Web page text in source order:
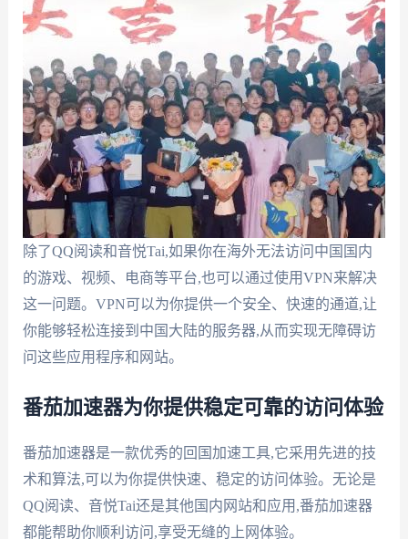
除了QQ阅读和音悦Tai,如果你在海外无法访问中国国内
的游戏、视频、电商等平台,也可以通过使用VPN来解决
这一问题。VPN可以为你提供一个安全、快速的通道,让
你能够轻松连接到中国大陆的服务器,从而实现无障碍访
问这些应用程序和网站。
番茄加速器为你提供稳定可靠的访问体验
番茄加速器是一款优秀的回国加速工具,它采用先进的技
术和算法,可以为你提供快速、稳定的访问体验。无论是
QQ阅读、音悦Tai还是其他国内网站和应用,番茄加速器
都能帮助你顺利访问,享受无缝的上网体验。